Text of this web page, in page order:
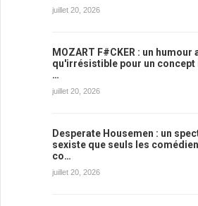
juillet 20, 2026
MOZART F#CKER : un humour
qu'irrésistible pour un concept
…
juillet 20, 2026
Desperate Housemen : un
sexiste que seuls les
co…
juillet 20, 2026